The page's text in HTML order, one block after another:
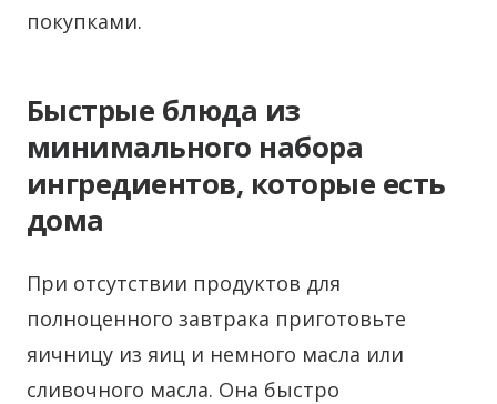
покупками.
Быстрые блюда из
минимального набора
ингредиентов, которые есть
дома
При отсутствии продуктов для
полноценного завтрака приготовьте
яичницу из яиц и немного масла или
сливочного масла. Она быстро